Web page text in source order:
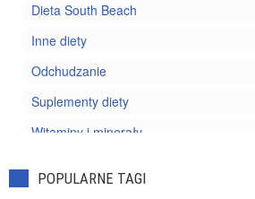
Dieta South Beach
Inne diety
Odchudzanie
Suplementy diety
Witaminy i minerały
POPULARNE TAGI